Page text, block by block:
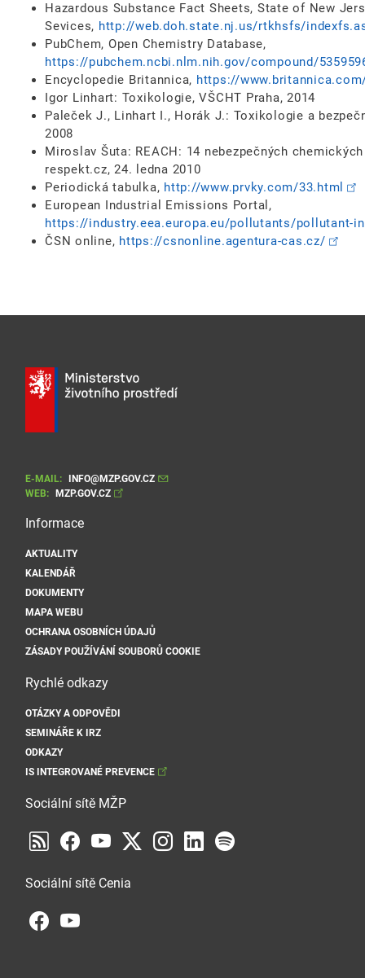
Hazardous Substance Fact Sheets, State of New
Sevices, http://web.doh.state.nj.us/rtkhsfs/
PubChem, Open Chemistry Database,
https://pubchem.ncbi.nlm.nih.gov/compound/
Encyclopedie Britannica, https://
Igor Linhart: Toxikologie, VŠCHT Praha, 2014
Paleček J., Linhart I., Horák J.: Toxikologie a
2008
Miroslav Šuta: REACH: 14 nebezpečných
respekt.cz, 24. ledna 2010
Periodická tabulka, http://www.prvky.com/33.html
European Industrial Emissions Portal,
https://industry.eea.europa.eu/pollutants/pollutant-
ČSN online, https://csnonline.agentura-cas.cz/
E-MAIL:
INFO@MZP.GOV.CZ
WEB:
MZP.GOV.CZ
Informace
AKTUALITY
KALENDÁŘ
DOKUMENTY
MAPA WEBU
OCHRANA OSOBNÍCH ÚDAJŮ
ZÁSADY POUŽÍVÁNÍ SOUBORŮ COOKIE
Rychlé odkazy
OTÁZKY A ODPOVĚDI
SEMINÁŘE K IRZ
ODKAZY
IS INTEGROVANÉ PREVENCE
Sociální sítě MŽP
Sociální sítě Cenia